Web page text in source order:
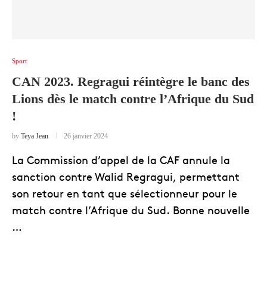
Sport
CAN 2023. Regragui réintègre le banc des
Lions dès le match contre l’Afrique du Sud
!
by Teya Jean 26 janvier 2024
La Commission d’appel de la CAF annule la
sanction contre Walid Regragui, permettant
son retour en tant que sélectionneur pour le
match contre l’Afrique du Sud. Bonne nouvelle
…